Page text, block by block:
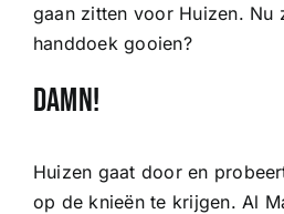
gaan zitten voor Huizen. Nu
handdoek gooien?
Damn!
Huizen gaat door en
op de knieën te krijgen. Al